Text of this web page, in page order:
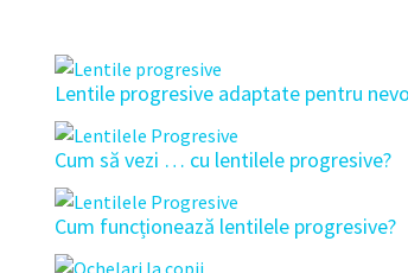
Lentile progresive adaptate pentru
Cum să vezi … cu lentilele progresive?
Cum funcționează lentilele progresive?